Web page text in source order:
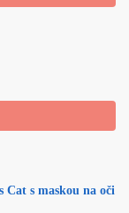
Cat s maskou na oči